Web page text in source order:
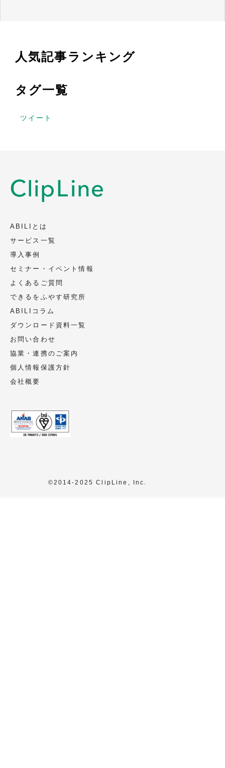
人気記事ランキング
タグ一覧
ツイート
ABILIとは
サービス一覧
導入事例
セミナー・イベント情報
よくあるご質問
できるをふやす研究所
ABILIコラム
ダウンロード資料一覧
お問い合わせ
協業・連携のご案内
個人情報保護方針
会社概要
©2014-2025 ClipLine, Inc.